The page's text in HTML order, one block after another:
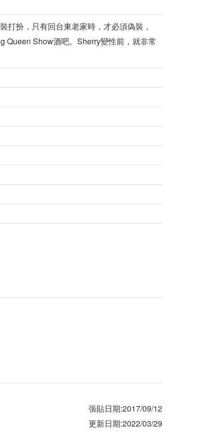
打扮，只有回台東老家時，才必須偽裝，
Queen Show酒吧。Sherry變性前，就非常
張貼日期:2017/09/12
更新日期:2022/03/29